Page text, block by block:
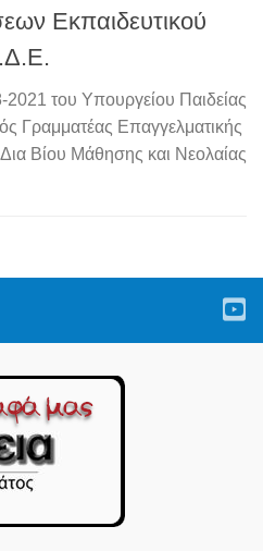
Εκπαιδευτικού
του Υπουργείου Παιδείας
Γραμματέας Επαγγελματικής
Βίου Μάθησης και Νεολαίας